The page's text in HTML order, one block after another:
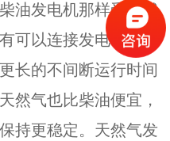
油发电机那样受到燃
可以连接发电机的天
长的不间断运行时间
然气也比柴油便宜，
持更稳定。天然气发